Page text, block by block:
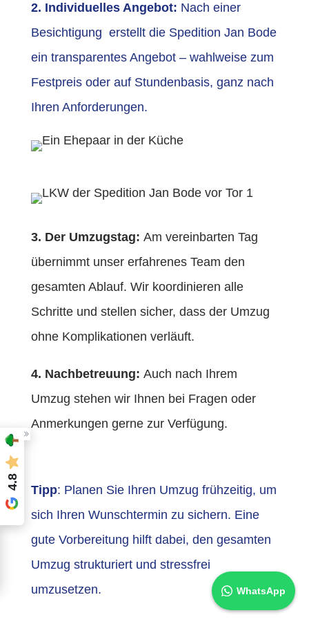
2. Individuelles Angebot: Nach einer
Besichtigung erstellt die Spedition Jan Bode
ein transparentes Angebot – wahlweise zum
Festpreis oder auf Stundenbasis, ganz nach
Ihren Anforderungen.
3. Der Umzugstag: Am vereinbarten Tag
übernimmt unser erfahrenes Team den
gesamten Ablauf. Wir koordinieren alle
Schritte und stellen sicher, dass der Umzug
ohne Komplikationen verläuft.
4. Nachbetreuung: Auch nach Ihrem
Umzug stehen wir Ihnen bei Fragen oder
Anmerkungen gerne zur Verfügung.
Tipp: Planen Sie Ihren Umzug frühzeitig, um
sich Ihren Wunschtermin zu sichern. Eine
gute Vorbereitung hilft dabei, den gesamten
Umzug strukturiert und stressfrei
umzusetzen.
WhatsApp
4.8